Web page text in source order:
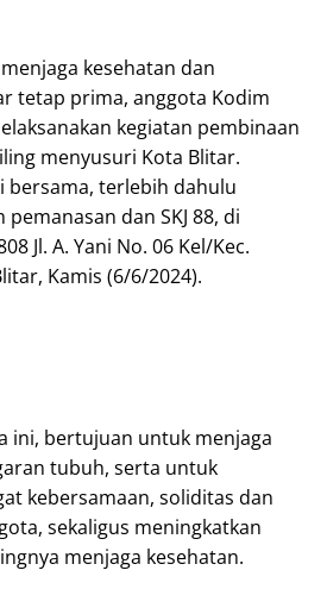
kesehatan dan
tetap prima, anggota Kodim
kegiatan pembinaan
menyusuri Kota Blitar.
bersama, terlebih dahulu
dan SKJ 88, di
Jl. A. Yani No. 06 Kel/Kec.
Kamis (6/6/2024).
ini, bertujuan untuk menjaga
tubuh, serta untuk
kebersamaan, soliditas dan
sekaligus meningkatkan
menjaga kesehatan.